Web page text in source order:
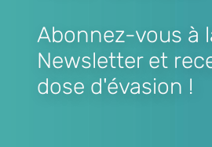
Abonnez-vous à
Newsletter et
dose d'évasion !